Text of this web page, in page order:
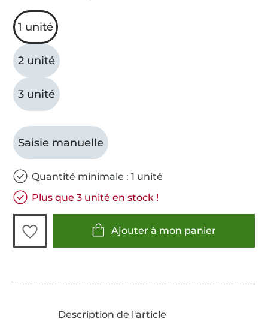
1 unité
2 unité
3 unité
Saisie manuelle
Quantité minimale : 1 unité
Plus que 3 unité en stock !
Ajouter à mon panier